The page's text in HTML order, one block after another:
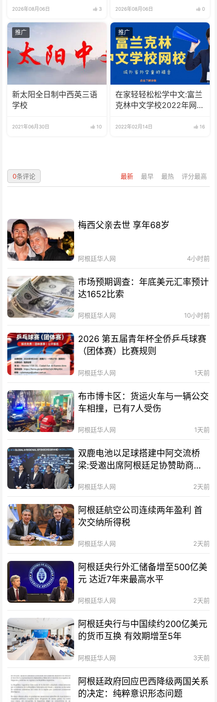
2026年08月06日 3 2026年08月06日 0
推广
新太阳全日制中西英三语
学校
2021年06月30日 10
推广
在家轻轻松松学中文:富兰
克林中文学校2022年网校
2022年02月14日 16
最新 最早 最热 评分最高
0条评论
梅西父亲去世 享年68岁
阿根廷华人网 4小时前
市场预期调查：年底美元汇率预计
达1652比索
阿根廷华人网 10小时前
2026 第五届青年杯全侨乒乓球赛
（团体赛）比赛规则
阿根廷华人网 1天前
布市博卡区：货运火车与一辆公交
车相撞，已有7人受伤
阿根廷华人网 1天前
双鹿电池以足球搭建中阿交流桥
梁:受邀出席阿根廷足协赞助商招
阿根廷华人网 2天前
阿根廷航空公司连续两年盈利 首
次交纳所得税
阿根廷华人网 2天前
阿根廷央行外汇储备增至500亿美
元 达近7年来最高水平
阿根廷华人网 2天前
阿根廷央行与中国续约200亿美元
的货币互换 有效期增至5年
阿根廷华人网 3天前
阿根廷政府回应巴西降级两国关系
的决定：纯粹意识形态问题